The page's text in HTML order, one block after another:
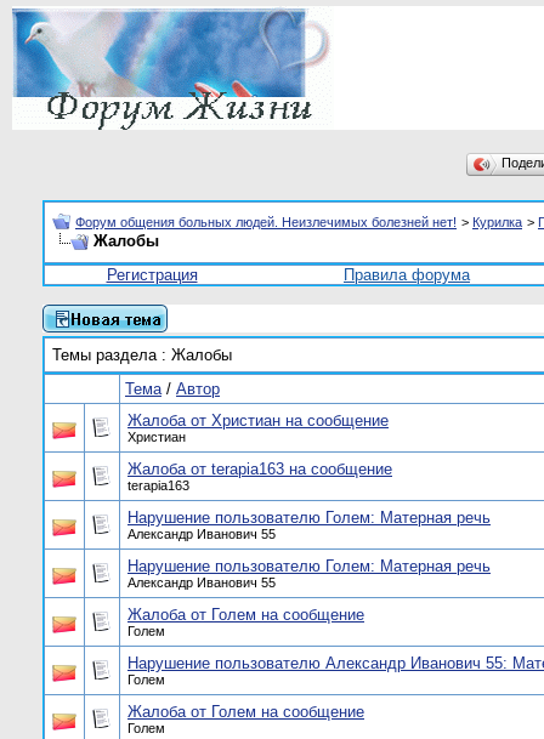
Форум общения больных людей. Неизлечимых болезней нет! > Курилка >
Жалобы
Регистрация
Правила форума
Темы раздела: Жалобы
Тема/ Автор
Жалоба от Христиан на сообщение
Христиан
Жалоба от terapia163 на сообщение
terapia163
Нарушение пользователю Голем: Матерная речь
Александр Иванович 55
Нарушение пользователю Голем: Матерная речь
Александр Иванович 55
Жалоба от Голем на сообщение
Голем
Нарушение пользователю Александр Иванович 55:
Голем
Жалоба от Голем на сообщение
Голем